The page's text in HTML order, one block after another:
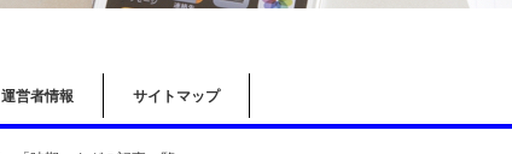
運営者情報 サイトマップ